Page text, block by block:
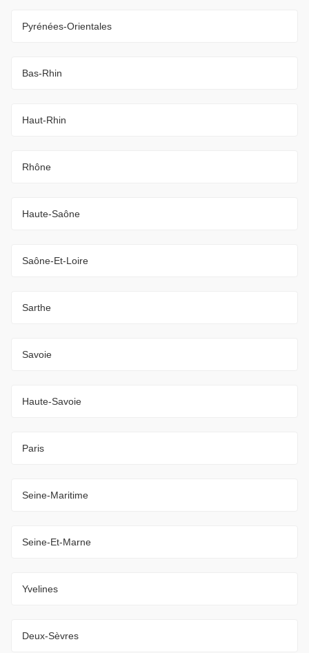
Pyrénées-Orientales
Bas-Rhin
Haut-Rhin
Rhône
Haute-Saône
Saône-Et-Loire
Sarthe
Savoie
Haute-Savoie
Paris
Seine-Maritime
Seine-Et-Marne
Yvelines
Deux-Sèvres